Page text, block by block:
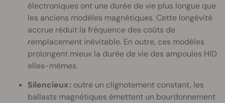
électroniques ont une durée de vie plus longue que
les anciens modèles magnétiques. Cette longévité
accrue réduit la fréquence des coûts de
remplacement inévitable. En outre, ces modèles
prolongent mieux la durée de vie des ampoules HID
elles-mêmes.
Silencieux : outre un clignotement constant, les
ballasts magnétiques émettent un bourdonnement